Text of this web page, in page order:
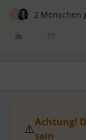
2 Menschen
⚠️Achtung!
sein